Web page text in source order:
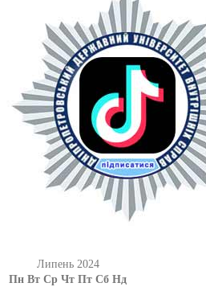
Липень 2024
Пн Вт Ср Чт Пт Сб Нд